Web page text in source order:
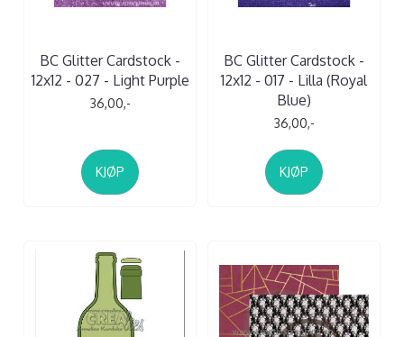
BC Glitter Cardstock -
12x12 - 027 - Light Purple
36,00,-
KJØP
BC Glitter Cardstock -
12x12 - 017 - Lilla (Royal
Blue)
36,00,-
KJØP